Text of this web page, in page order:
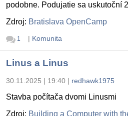
podobne. Podujatie sa uskutoční
Zdroj: Bratislava OpenCamp
1 | Komunita
Linus a Linus
30.11.2025 | 19:40 | redhawk1975
Stavba počítača dvomi Linusmi
Zdroj: Building a Computer with